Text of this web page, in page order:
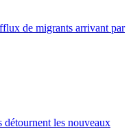
de migrants arrivant par
détournent les nouveaux